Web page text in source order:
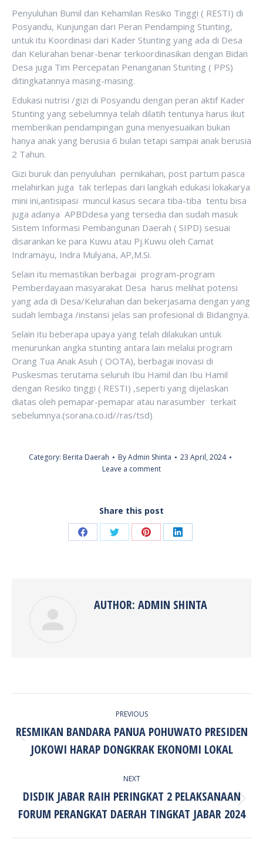
Penyuluhan Bumil dan Kehamilan Resiko Tinggi ( RESTI) di
Posyandu, Kunjungan dari Peran Pendamping Stunting,
untuk itu Koordinasi dari Kader Stunting yang ada di Desa
dan Kelurahan benar-benar terkoordinasikan dengan Bidan
Desa juga Tim Percepatan Penanganan Stunting ( PPS)
ditingkatannya masing-masing.
Edukasi nutrisi /gizi di Posyandu dengan peran aktif Kader
Stunting yang sebelumnya telah dilatih tentunya harus ikut
memberikan pendampingan guna menyesuaikan bukan
hanya anak yang berusia 6 bulan tetapi sampai anak berusia
2 Tahun.
Gizi buruk dan penyuluhan pernikahan, post partum pasca
melahirkan juga tak terlepas dari langkah edukasi lokakarya
mini ini,antisipasi muncul kasus secara tiba-tiba tentu bisa
juga adanya APBDdesa yang tersedia dan sudah masuk
Sistem Informasi Pembangunan Daerah ( SIPD) sesuai
disarankan ke para Kuwu atau Pj.Kuwu oleh Camat
Indramayu, Indra Mulyana, AP,M.Si.
Selain itu memastikan berbagai program-program
Pemberdayaan masyarakat Desa harus melihat potensi
yang ada di Desa/Kelurahan dan bekerjasama dengan yang
sudah lembaga /instansi jelas san profesional di Bidangnya.
Selain itu beberapa upaya yang telah dilakukan untuk
menurunkan angka stunting antara lain melalui program
Orang Tua Anak Asuh ( OOTA), berbagai inovasi di
Puskesmas terutama seluruh Ibu Hamil dan Ibu Hamil
dengan Resiko tinggi ( RESTI) ,seperti yang dijelaskan
diatas oleh pemapar-pemapar atau narasumber terkait
sebelumnya.(sorana.co.id//ras/tsd)
Category: Berita Daerah ByAdmin Shinta
23 April, 2024
Leave a comment
Share this post
Share Share Share Share
AUTHOR: ADMIN SHINTA
PREVIOUS
Previous
post:
RESMIKAN BANDARA PANUA POHUWATO PRESIDEN
JOKOWI HARAP DONGKRAK EKONOMI LOKAL
NEXT
Next
post:
DISDIK JABAR RAIH PERINGKAT 2 PELAKSANAAN
FORUM PERANGKAT DAERAH TINGKAT JABAR 2024